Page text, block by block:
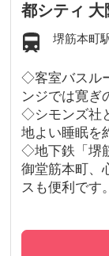
都シティ 大
堺筋本町
◇客室バスル
ンジでは寛ぎ
◇シモンズ社
地よい睡眠を
◇地下鉄「堺
御堂筋本町、
スも便利です。